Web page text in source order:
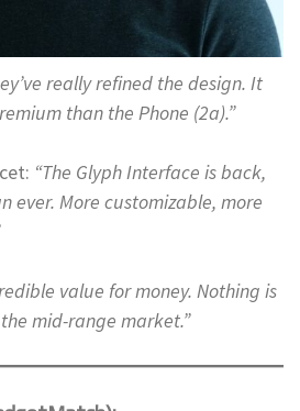
really refined the design. It
than the Phone (2a).”
“The Glyph Interface is back,
ever. More customizable, more
value for money. Nothing is
mid-range market.”